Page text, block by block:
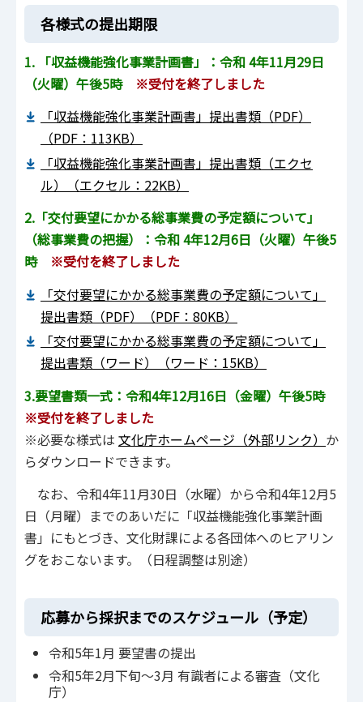
各様式の提出期限
1. 「収益機能強化事業計画書」：令和 4年11月29日
（火曜）午後5時※受付を終了しました
「収益機能強化事業計画書」提出書類（PDF）
（PDF：113KB）
「収益機能強化事業計画書」提出書類（エクセ
ル）（エクセル：22KB）
2.「交付要望にかかる総事業費の予定額について」
（総事業費の把握）：令和 4年12月6日（火曜）午後5
時※受付を終了しました
「交付要望にかかる総事業費の予定額について」
提出書類（PDF）（PDF：80KB）
「交付要望にかかる総事業費の予定額について」
提出書類（ワード）（ワード：15KB）
3.要望書類一式：令和4年12月16日（金曜）午後5時
※受付を終了しました
※必要な様式は 文化庁ホームページ（外部リンク） か
らダウンロードできます。
なお、令和4年11月30日（水曜）から令和4年12月5
日（月曜）までのあいだに「収益機能強化事業計画
書」にもとづき、文化財課による各団体へのヒアリン
グをおこないます。（日程調整は別途）
応募から採択までのスケジュール（予定）
令和5年1月 要望書の提出
令和5年2月下旬～3月 有識者による審査（文化
庁）